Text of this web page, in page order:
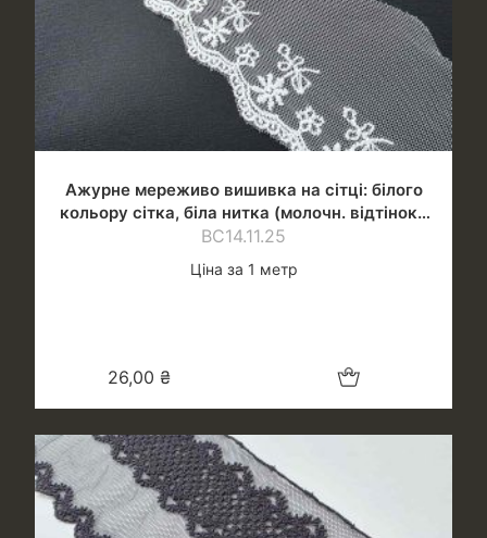
Ажурне мереживо вишивка на сітці: білого
кольору сітка, біла нитка (молочн. відтінок),
шир.7,5 см
ВС14.11.25
Ціна за 1 метр
26,00 ₴ Додати в кошик